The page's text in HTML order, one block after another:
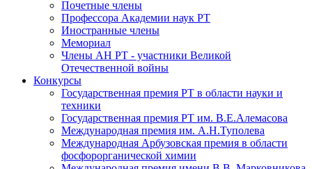
Почетные члены
Профессора Академии наук РТ
Иностранные члены
Мемориал
Члены АН РТ - участники Великой
Отечественной войны
Конкурсы
Государственная премия РТ в области науки и
техники
Государственная премия РТ им. В.Е.Алемасова
Международная премия им. А.Н.Туполева
Международная Арбузовская премия в области
фосфорорганической химии